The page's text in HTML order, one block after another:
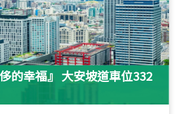
的幸福』 大安坡道車位332